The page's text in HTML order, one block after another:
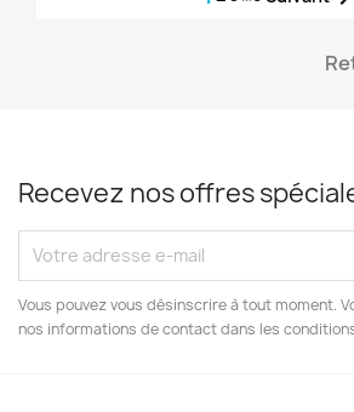
Recevez nos offres
Vous pouvez vous désinscrire à tout moment.
nos informations de contact dans les